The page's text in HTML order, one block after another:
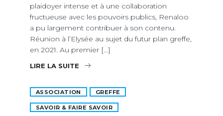
plaidoyer intense et à une collaboration
fructueuse avec les pouvoirs publics, Renaloo
a pu largement contribuer à son contenu.
Réunion à l’Elysée au sujet du futur plan greffe,
en 2021. Au premier […]
LIRE LA SUITE
ASSOCIATION GREFFE
SAVOIR & FAIRE SAVOIR